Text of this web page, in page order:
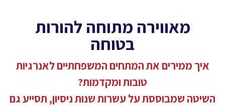
מאווירה מתוחה להורות
בטוחה
איך ממירים את המתחים המשפחתיים לאנרגיות
טובות ומקדמות?
השיטה שמבוססת על עשרות שנות ניסיון, תסייע גם